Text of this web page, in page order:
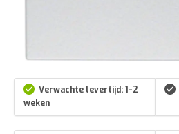
Verwachte levertijd: 1-2
weken